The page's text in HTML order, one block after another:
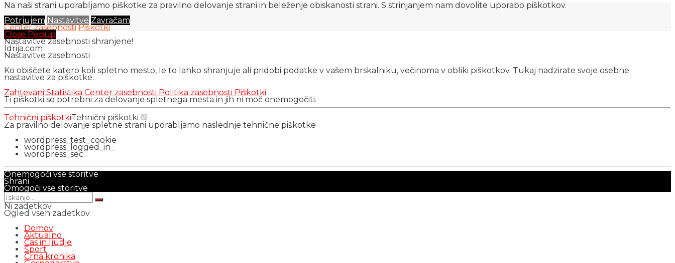
Na naši strani uporabljamo piškotke za pravilno delovanje strani in beleženje obiskanosti strani. S strinjanjem nam dovolite uporabo piškotkov.
Potrjujem Nastavitve Zavračam
Center zasebnosti Piškotki
Close Popup
Nastavitve zasebnosti shranjene!
Idrija.com
Nastavitve zasebnosti
Ko obiščete katero koli spletno mesto, le to lahko shranjuje ali pridobi podatke v vašem brskalniku, večinoma v obliki piškotkov. Tukaj nadzirate svoje osebne
nastavitve za piškotke.
Zahtevani Statistika Center zasebnosti Politika zasebnosti Piškotki
Ti piškotki so potrebni za delovanje spletnega mesta in jih ni moč onemogočiti.
Tehnični piškotkiTehnični piškotki
Za pravilno delovanje spletne strani uporabljamo naslednje tehnične piškotke
wordpress_test_cookie
wordpress_logged_in_
wordpress_sec
Onemogoči vse storitve
Shrani
Omogoči vse storitve
Ni zadetkov
Ogled vseh zadetkov
Domov
Aktualno
Čas in ljudje
Šport
Črna kronika